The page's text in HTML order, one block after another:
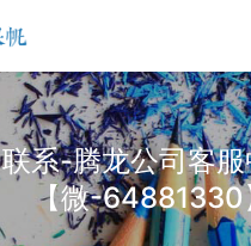
联系-腾龙公司客服
【微-64881330